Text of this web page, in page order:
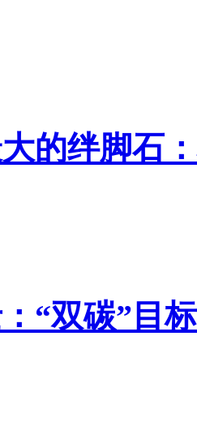
大的绊脚石
“双碳”目